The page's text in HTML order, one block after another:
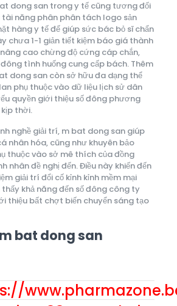
dong san trong y tế cũng tương đối
năng phân phân tách logo sản
hàng y tế để giúp sức bác bỏ sĩ chẩn
chưa 1-1 giản tiết kiệm báo giá thành
cao chừng độ cứng cáp chắn,
tình huống cung cấp bách. Thêm
dong san còn sở hữu đa dạng thể
phụ thuộc vào dữ liệu lịch sử dân
quyền giới thiệu số đông phương
thời.
nghề giải trí, m bat dong san giúp
nhân hóa, cũng như khuyên bảo
thuộc vào sở mê thích của đồng
nhân đề nghị đến. Điều này khiến đến
giải trí đổi cố kỉnh kỉnh mềm mại
khả năng đến số đông công ty
thiệu bất chợt biến chuyển sáng tạo
bat dong san